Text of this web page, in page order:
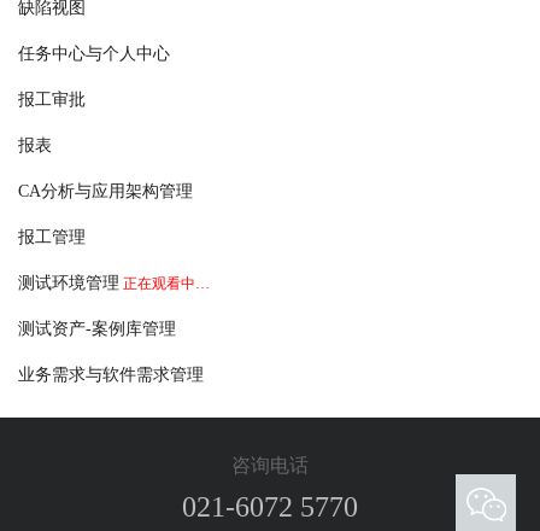
缺陷视图
任务中心与个人中心
报工审批
报表
CA分析与应用架构管理
报工管理
测试环境管理 正在观看中…
测试资产-案例库管理
业务需求与软件需求管理
咨询电话
021-6072 5770